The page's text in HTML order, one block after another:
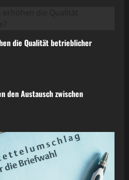
die Qualität betrieblicher
den Austausch zwischen